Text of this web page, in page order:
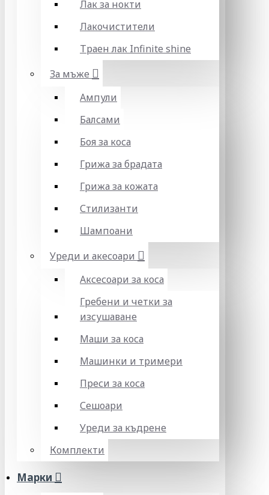
Лак за нокти
Лакочистители
Траен лак Infinite shine
За мъже
Ампули
Балсами
Боя за коса
Грижа за брадата
Грижа за кожата
Стилизанти
Шампоани
Уреди и акесоари
Аксесоари за коса
Гребени и четки за
изсушаване
Маши за коса
Машинки и тримери
Преси за коса
Сешоари
Уреди за къдрене
Комплекти
Марки